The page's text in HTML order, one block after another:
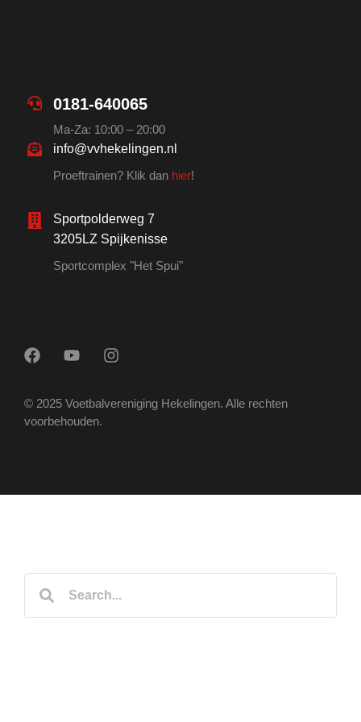
0181-640065
Ma-Za: 10:00 – 20:00
info@vvhekelingen.nl
Proeftrainen? Klik dan hier!
Sportpolderweg 7
3205LZ Spijkenisse
Sportcomplex "Het Spui"
© 2025 Voetbalvereniging Hekelingen. Alle rechten
voorbehouden.